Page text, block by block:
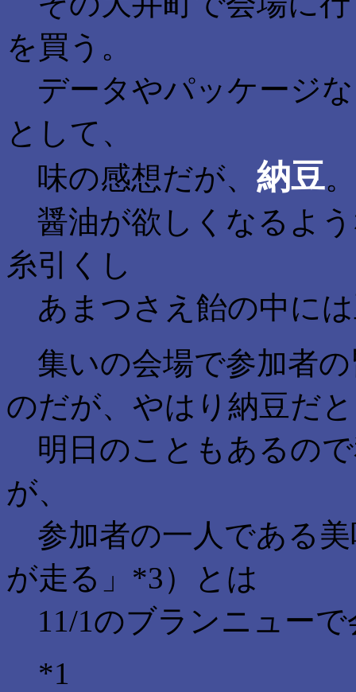
を買う。
データやパッケージ
として、
味の感想だが、 納豆。
醤油が欲しくなるよ
糸引くし
あまつさえ飴の中に
集いの会場で参加者
のだが、やはり納豆だ
明日のこともあるの
が、
参加者の一人である
が走る」*3）とは
11/1のブランニューで
*1